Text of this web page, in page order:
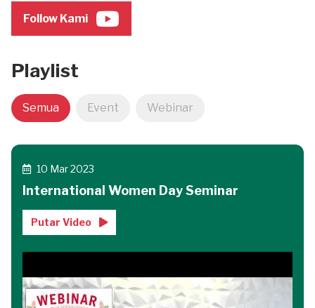
Follow Kami
Playlist
Semua Event Webinar
10 Mar 2023
International Women Day Seminar
Putar Video